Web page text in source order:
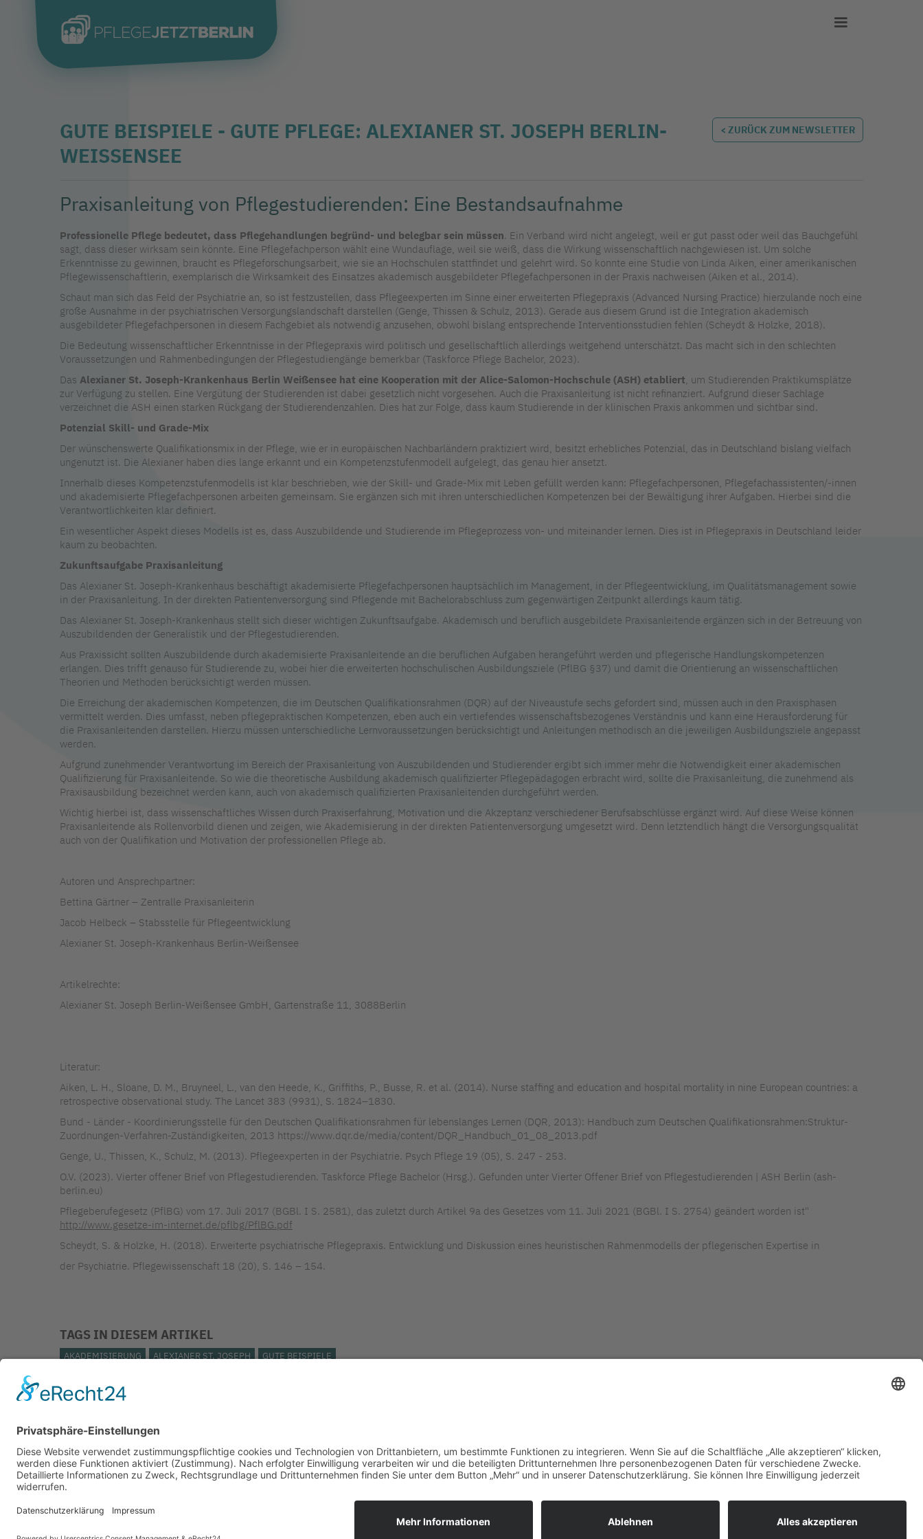
GUTE BEISPIELE - GUTE PFLEGE: ALEXIANER ST. JOSEPH BERLIN-
WEISSENSEE
< ZURÜCK ZUM NEWSLETTER
Praxisanleitung von Pflegestudierenden: Eine Bestandsaufnahme
Professionelle Pflege bedeutet, dass Pflegehandlungen begründ- und belegbar sein müssen. Ein Verband wird nicht angelegt, weil er gut passt oder weil das Bauchgefühl
sagt, dass dieser wirksam sein könnte. Eine Pflegefachperson wählt eine Wundauflage, weil sie weiß, dass die Wirkung wissenschaftlich nachgewiesen ist. Um solche
Erkenntnisse zu gewinnen, braucht es Pflegeforschungsarbeit, wie sie an Hochschulen stattfindet und gelehrt wird. So konnte eine Studie von Linda Aiken, einer amerikanischen
Pflegewissenschaftlerin, exemplarisch die Wirksamkeit des Einsatzes akademisch ausgebildeter Pflegefachpersonen in der Praxis nachweisen (Aiken et al., 2014).
Schaut man sich das Feld der Psychiatrie an, so ist festzustellen, dass Pflegeexperten im Sinne einer erweiterten Pflegepraxis (Advanced Nursing Practice) hierzulande noch eine
große Ausnahme in der psychiatrischen Versorgungslandschaft darstellen (Genge, Thissen & Schulz, 2013). Gerade aus diesem Grund ist die Integration akademisch
ausgebildeter Pflegefachpersonen in diesem Fachgebiet als notwendig anzusehen, obwohl bislang entsprechende Interventionsstudien fehlen (Scheydt & Holzke, 2018).
Die Bedeutung wissenschaftlicher Erkenntnisse in der Pflegepraxis wird politisch und gesellschaftlich allerdings weitgehend unterschätzt. Das macht sich in den schlechten
Voraussetzungen und Rahmenbedingungen der Pflegestudiengänge bemerkbar (Taskforce Pflege Bachelor, 2023).
Das Alexianer St. Joseph-Krankenhaus Berlin Weißensee hat eine Kooperation mit der Alice-Salomon-Hochschule (ASH) etabliert, um Studierenden Praktikumsplätze
zur Verfügung zu stellen. Eine Vergütung der Studierenden ist dabei gesetzlich nicht vorgesehen. Auch die Praxisanleitung ist nicht refinanziert. Aufgrund dieser Sachlage
verzeichnet die ASH einen starken Rückgang der Studierendenzahlen. Dies hat zur Folge, dass kaum Studierende in der klinischen Praxis ankommen und sichtbar sind.
Potenzial Skill- und Grade-Mix
Der wünschenswerte Qualifikationsmix in der Pflege, wie er in europäischen Nachbarländern praktiziert wird, besitzt erhebliches Potenzial, das in Deutschland bislang vielfach
ungenutzt ist. Die Alexianer haben dies lange erkannt und ein Kompetenzstufenmodell aufgelegt, das genau hier ansetzt.
Innerhalb dieses Kompetenzstufenmodells ist klar beschrieben, wie der Skill- und Grade-Mix mit Leben gefüllt werden kann: Pflegefachpersonen, Pflegefachassistenten/-innen
und akademisierte Pflegefachpersonen arbeiten gemeinsam. Sie ergänzen sich mit ihren unterschiedlichen Kompetenzen bei der Bewältigung ihrer Aufgaben. Hierbei sind die
Verantwortlichkeiten klar definiert.
Ein wesentlicher Aspekt dieses Modells ist es, dass Auszubildende und Studierende im Pflegeprozess von- und miteinander lernen. Dies ist in Pflegepraxis in Deutschland leider
kaum zu beobachten.
Zukunftsaufgabe Praxisanleitung
Das Alexianer St. Joseph-Krankenhaus beschäftigt akademisierte Pflegefachpersonen hauptsächlich im Management, in der Pflegeentwicklung, im Qualitätsmanagement sowie
in der Praxisanleitung. In der direkten Patientenversorgung sind Pflegende mit Bachelorabschluss zum gegenwärtigen Zeitpunkt allerdings kaum tätig.
Das Alexianer St. Joseph-Krankenhaus stellt sich dieser wichtigen Zukunftsaufgabe. Akademisch und beruflich ausgebildete Praxisanleitende ergänzen sich in der Betreuung von
Auszubildenden der Generalistik und der Pflegestudierenden.
Aus Praxissicht sollten Auszubildende durch akademisierte Praxisanleitende an die beruflichen Aufgaben herangeführt werden und pflegerische Handlungskompetenzen
erlangen. Dies trifft genauso für Studierende zu, wobei hier die erweiterten hochschulischen Ausbildungsziele (PflBG §37) und damit die Orientierung an wissenschaftlichen
Theorien und Methoden berücksichtigt werden müssen.
Die Erreichung der akademischen Kompetenzen, die im Deutschen Qualifikationsrahmen (DQR) auf der Niveaustufe sechs gefordert sind, müssen auch in den Praxisphasen
vermittelt werden. Dies umfasst, neben pflegepraktischen Kompetenzen, eben auch ein vertiefendes wissenschaftsbezogenes Verständnis und kann eine Herausforderung für
die Praxisanleitenden darstellen. Hierzu müssen unterschiedliche Lernvoraussetzungen berücksichtigt und Anleitungen methodisch an die jeweiligen Ausbildungsziele angepasst
werden.
Aufgrund zunehmender Verantwortung im Bereich der Praxisanleitung von Auszubildenden und Studierender ergibt sich immer mehr die Notwendigkeit einer akademischen
Qualifizierung für Praxisanleitende. So wie die theoretische Ausbildung akademisch qualifizierter Pflegepädagogen erbracht wird, sollte die Praxisanleitung, die zunehmend als
Praxisausbildung bezeichnet werden kann, auch von akademisch qualifizierten Praxisanleitenden durchgeführt werden.
Wichtig hierbei ist, dass wissenschaftliches Wissen durch Praxiserfahrung, Motivation und die Akzeptanz verschiedener Berufsabschlüsse ergänzt wird. Auf diese Weise können
Praxisanleitende als Rollenvorbild dienen und zeigen, wie Akademisierung in der direkten Patientenversorgung umgesetzt wird. Denn letztendlich hängt die Versorgungsqualität
auch von der Qualifikation und Motivation der professionellen Pflege ab.
Autoren und Ansprechpartner:
Bettina Gärtner – Zentralle Praxisanleiterin
Jacob Helbeck – Stabsstelle für Pflegeentwicklung
Alexianer St. Joseph-Krankenhaus Berlin-Weißensee
Artikelrechte:
Alexianer St. Joseph Berlin-Weißensee GmbH, Gartenstraße 11, 3088Berlin
Literatur:
Aiken, L. H., Sloane, D. M., Bruyneel, L., van den Heede, K., Griffiths, P., Busse, R. et al. (2014). Nurse staffing and education and hospital mortality in nine European countries: a
retrospective observational study. The Lancet 383 (9931), S. 1824–1830.
Bund - Länder - Koordinierungsstelle für den Deutschen Qualifikationsrahmen für lebenslanges Lernen (DQR, 2013): Handbuch zum Deutschen Qualifikationsrahmen:Struktur-
Zuordnungen-Verfahren-Zuständigkeiten, 2013 https://www.dqr.de/media/content/DQR_Handbuch_01_08_2013.pdf
Genge, U., Thissen, K., Schulz, M. (2013). Pflegeexperten in der Psychiatrie. Psych Pflege 19 (05), S. 247 - 253.
O.V. (2023). Vierter offener Brief von Pflegestudierenden. Taskforce Pflege Bachelor (Hrsg.). Gefunden unter Vierter Offener Brief von Pflegestudierenden | ASH Berlin (ash-
berlin.eu)
Pflegeberufegesetz (PflBG) vom 17. Juli 2017 (BGBl. I S. 2581), das zuletzt durch Artikel 9a des Gesetzes vom 11. Juli 2021 (BGBl. I S. 2754) geändert worden ist"
http://www.gesetze-im-internet.de/pflbg/PflBG.pdf
Scheydt, S. & Holzke, H. (2018). Erweiterte psychiatrische Pflegepraxis. Entwicklung und Diskussion eines heuristischen Rahmenmodells der pflegerischen Expertise in
der Psychiatrie. Pflegewissenschaft 18 (20), S. 146 – 154.
TAGS IN DIESEM ARTIKEL
AKADEMISIERUNG ALEXIANER ST. JOSEPH GUTE BEISPIELE
LinkedIn |Impressum bkgev.de|Datenschutzbestimmungen bkgev.de |Cookie-Einstellungen|pflege@bkgev.de